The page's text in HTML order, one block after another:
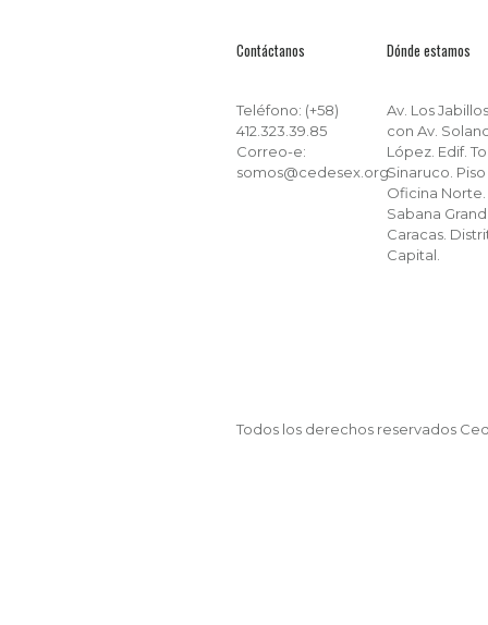
Contáctanos
Teléfono: (+58)
412.323.39.85
Correo-e:
somos@cedesex.org
Dónde estamos
Av. Los Jabillos
con Av.
López. Edif.
Sinaruco. Piso
Oficina Norte.
Sabana
Caracas.
Capital.
Todos los derechos reservados